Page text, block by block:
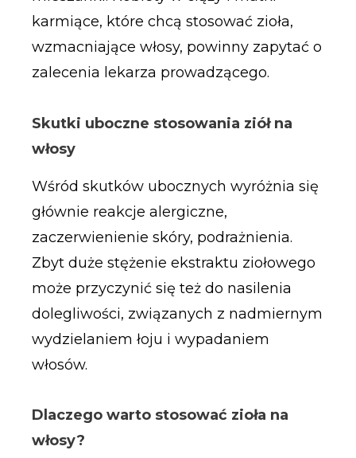
karmiące, które chcą stosować zioła,
wzmacniające włosy, powinny zapytać o
zalecenia lekarza prowadzącego.
Skutki uboczne stosowania ziół na
włosy
Wśród skutków ubocznych wyróżnia się
głównie reakcje alergiczne,
zaczerwienienie skóry, podrażnienia.
Zbyt duże stężenie ekstraktu ziołowego
może przyczynić się też do nasilenia
dolegliwości, związanych z nadmiernym
wydzielaniem łoju i wypadaniem
włosów.
Dlaczego warto stosować zioła na
włosy?